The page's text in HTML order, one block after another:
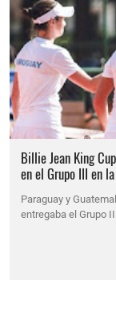
Billie Jean King
en el Grupo III en
Paraguay y
entregaba el Grupo